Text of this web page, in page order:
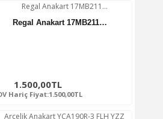
Regal Anakart 17MB211…
1.500,00TL
Hariç Fiyat:1.500,00TL